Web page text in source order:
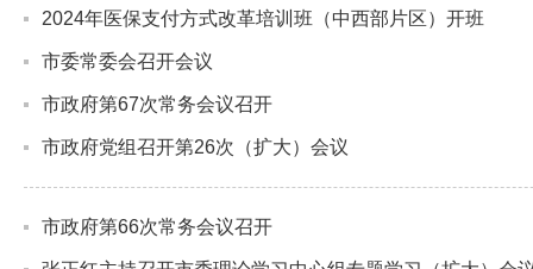
2024年医保支付方式改革培训班（中西部片区）开班
市委常委会召开会议
市政府第67次常务会议召开
市政府党组召开第26次（扩大）会议
市政府第66次常务会议召开